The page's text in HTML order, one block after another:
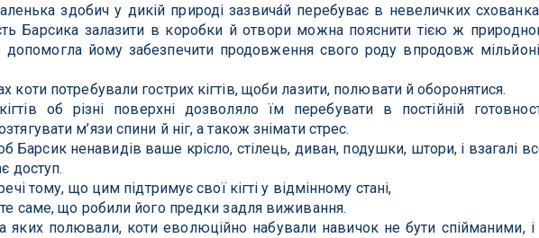
здобич у дикій природі зазвича́й перебуває в невеличких
Барсика залазити в коробки й отвори можна пояснити тією ж
допомогла йому забезпечити продовження свого роду впродовж
коти потребували гострих кігтів, щоби лазити, полювати й оборонятися.
об різні поверхні дозволяло їм перебувати в постійній
м’язи спини й ніг, а також знімати стрес.
Барсик ненавидів ваше крісло, стілець, диван, подушки, штори, і взагалі
доступ.
тому, що цим підтримує свої кігті у відмінному стані,
саме, що робили його предки задля виживання.
яких полювали, коти еволюційно набували навичок не бути спійманими, і